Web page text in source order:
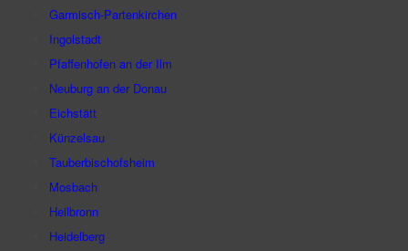
Garmisch-Partenkirchen
Ingolstadt
Pfaffenhofen an der Ilm
Neuburg an der Donau
Eichstätt
Künzelsau
Tauberbischofsheim
Mosbach
Heilbronn
Heidelberg